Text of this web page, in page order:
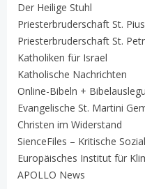
Der Heilige Stuhl
Priesterbruderschaft St. Pius
Priesterbruderschaft St.
Katholiken für Israel
Katholische Nachrichten
Online-Bibeln +
Evangelische St. Martini
Christen im Widerstand
SienceFiles – Kritische
Europäisches Institut für
APOLLO News